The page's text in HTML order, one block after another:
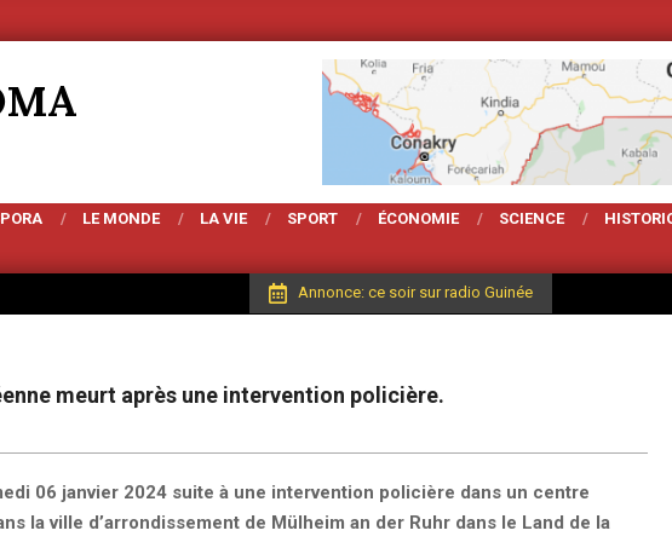
Votre Magarzine
LE MONDE LA VIE SPORT ÉCONOMIE SCIENCE
Annonce: ce soir sur radio Guinée
meurt après une intervention policière.
06 janvier 2024 suite à une intervention policière dans un centre
la ville d’arrondissement de Mülheim an der Ruhr dans le Land de la